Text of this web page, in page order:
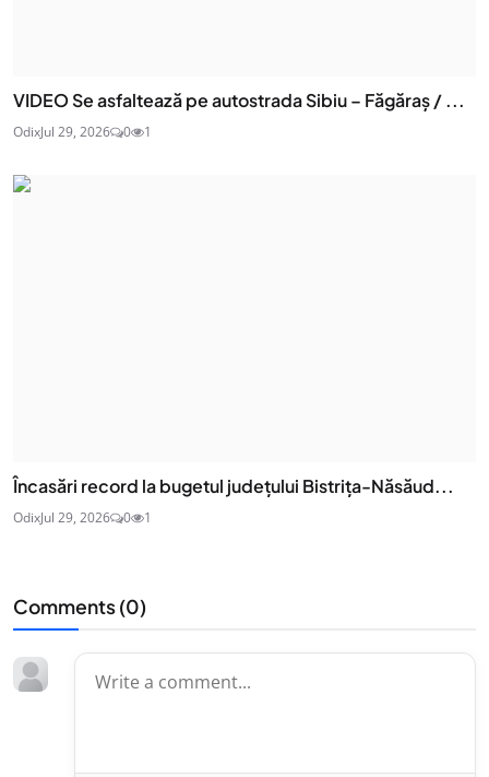
VIDEO Se asfaltează pe autostrada Sibiu – Făgăraș / ...
OdixJul 29, 2026 0 1
Încasări record la bugetul județului Bistrița-Năsăud...
OdixJul 29, 2026 0 1
Comments (0)